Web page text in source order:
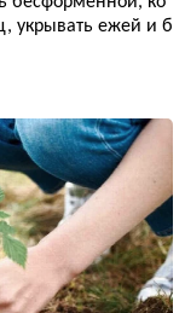
укрывать ежей и б